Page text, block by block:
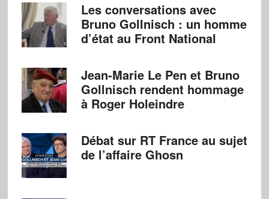
Les conversations avec
Bruno Gollnisch : un homme
d’état au Front National
Jean-Marie Le Pen et Bruno
Gollnisch rendent hommage
à Roger Holeindre
Débat sur RT France au sujet
de l’affaire Ghosn